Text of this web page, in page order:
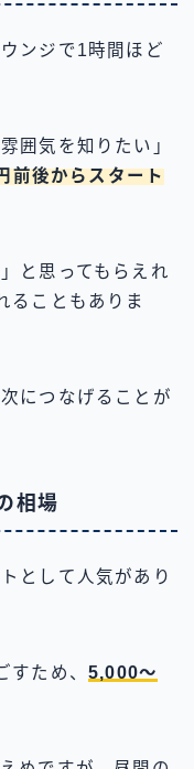
ンジで1時間ほど
囲気を知りたい」
前後からスタート
と思ってもらえれ
ることもありま
につなげることが
相場
として人気があり
すため、 5,000〜